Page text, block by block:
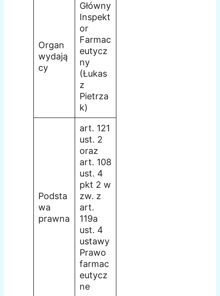
Organ
wydają
cy
Główny
Inspekt
or
Farmac
eutycz
ny
(Łukas
z
Pietrza
k)
Podsta
wa
prawna
art. 121
ust. 2
oraz
art. 108
ust. 4
pkt 2 w
zw. z
art.
119a
ust. 4
ustawy
Prawo
farmac
eutycz
ne